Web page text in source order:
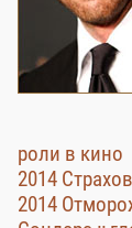
роли в кино
2014
2014